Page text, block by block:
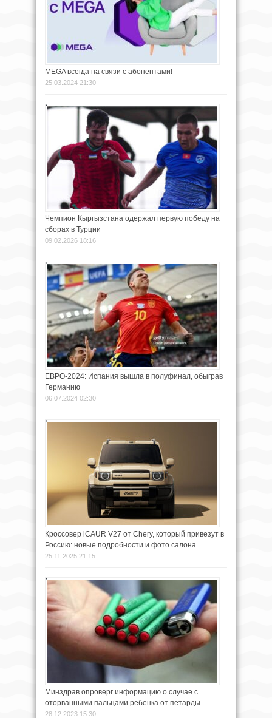
MEGA всегда на связи с абонентами!
25.03.2024 21:30
Чемпион Кыргызстана одержал первую победу на
сборах в Турции
09.02.2026 18:16
ЕВРО-2024: Испания вышла в полуфинал, обыграв
Германию
06.07.2024 02:30
Кроссовер iCAUR V27 от Chery, который привезут в
Россию: новые подробности и фото салона
25.11.2025 21:15
Минздрав опроверг информацию о случае с
оторванными пальцами ребенка от петарды
28.12.2023 15:30